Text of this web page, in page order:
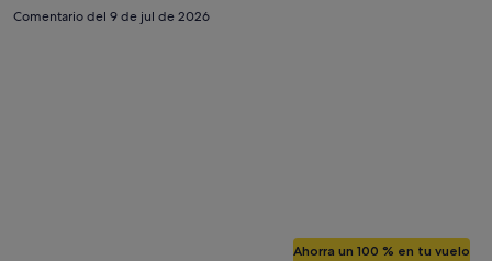
Comentario del 9 de jul de 2026
Ahorra un 100 % en tu vuelo